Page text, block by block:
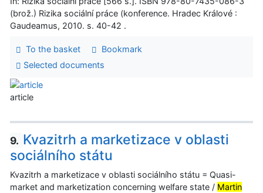
(brož.) Rizika sociální práce (konference. Hradec Králové :
Gaudeamus, 2010. s. 40-42 .
To the basket
Bookmark
Selected documents
article
9. Kvazitrh a marketizace v oblasti
sociálního státu
Kvazitrh a marketizace v oblasti sociálního státu = Quasi-
market and marketization concerning welfare state / Martin